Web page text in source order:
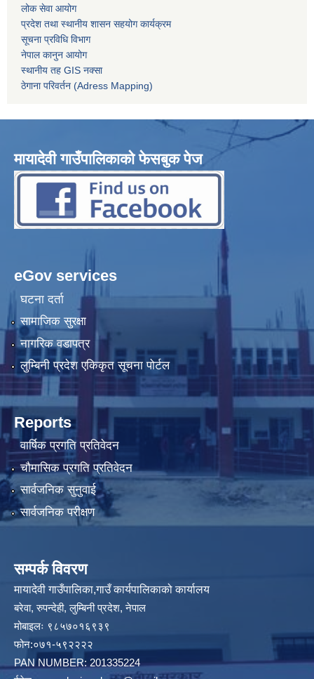
लोक सेवा आयोग
प्रदेश तथा स्थानीय शासन सहयोग कार्यक्रम
सूचना प्रविधि विभाग
नेपाल कानुन आयोग
स्थानीय तह GIS नक्सा
ठेगाना परिवर्तन (Adress Mapping)
मायादेवी गाउँपालिकाको फेसबुक पेज
eGov services
घटना दर्ता
सामाजिक सुरक्षा
नागरिक वडापत्र
लुम्बिनी प्रदेश एकिकृत सूचना पोर्टल
Reports
वार्षिक प्रगति प्रतिवेदन
चौमासिक प्रगति प्रतिवेदन
सार्वजनिक सुनुवाई
सार्वजनिक परीक्षण
सम्पर्क विवरण
मायादेवी गाउँपालिका,गाउँ कार्यपालिकाको कार्यालय
बरेवा, रुपन्देही, लुम्बिनी प्रदेश, नेपाल
मोबाइलः ९८५७०१६९३९
फोन:०७१-५९२२२२
PAN NUMBER: 201335224